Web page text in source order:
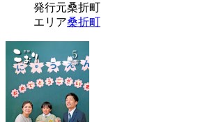
発行元桑折町
エリア桑折町